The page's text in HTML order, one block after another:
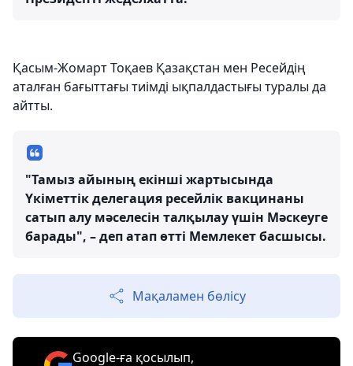
Қасым-Жомарт Тоқаев Қазақстан мен Ресейдің
аталған бағыттағы тиімді ықпалдастығы туралы да
айтты.
"Тамыз айының екінші жартысында
Үкіметтік делегация ресейлік вакцинаны
сатып алу мәселесін талқылау үшін Мәскеуге
барады", – деп атап өтті Мемлекет басшысы.
Мақаламен бөлісу
Google-ға қосылып,